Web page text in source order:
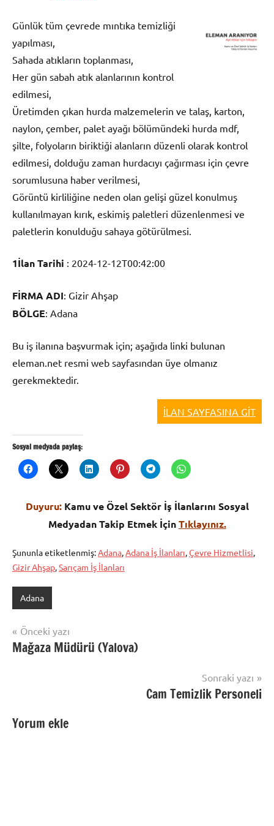
Günlük tüm çevrede mıntıka temizliği
yapılması,
Sahada atıkların toplanması,
Her gün sabah atık alanlarının kontrol
edilmesi,
Üretimden çıkan hurda malzemelerin ve talaş, karton,
naylon, çember, palet ayağı bölümündeki hurda mdf,
şilte, folyoların biriktiği alanların düzenli olarak kontrol
edilmesi, dolduğu zaman hurdacıyı çağırması için çevre
sorumlusuna haber verilmesi,
Görüntü kirliliğine neden olan gelişi güzel konulmuş
kullanılmayan kırık, eskimiş paletleri düzenlenmesi ve
paletlerin konulduğu sahaya götürülmesi.
1İlan Tarihi : 2024-12-12T00:42:00
FİRMA ADI: Gizir Ahşap
BÖLGE: Adana
Bu iş ilanına başvurmak için; aşağıda linki bulunan
eleman.net resmi web sayfasından üye olmanız
gerekmektedir.
İLAN SAYFASINA GİT
Sosyal medyada paylaş:
Duyuru:Kamu ve Özel Sektör İş İlanlarını Sosyal
Medyadan Takip Etmek İçinTıklayınız.
Şununla etiketlenmiş:Adana,Adana İş İlanları,Çevre Hizmetlisi,
Gizir Ahşap,Sarıçam İş İlanları
Adana
Yazı
gezinmesi
Önceki yazı
Mağaza Müdürü (Yalova)
Sonraki yazı
Cam Temizlik Personeli
Yorum ekle